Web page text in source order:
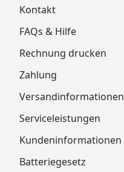
Kontakt
FAQs & Hilfe
Rechnung drucken
Zahlung
Versandinformationen
Serviceleistungen
Kundeninformationen
Batteriegesetz